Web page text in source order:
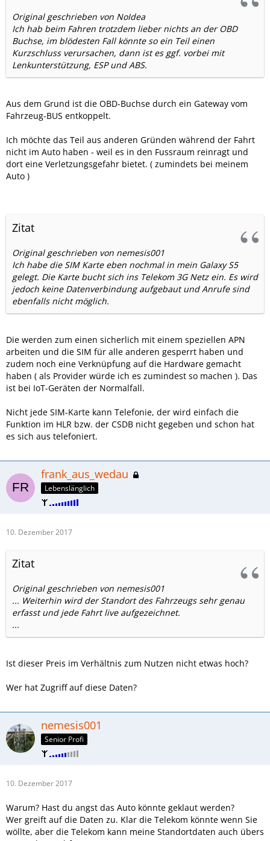
Original geschrieben von NoIdea
Ich hab beim Fahren trotzdem lieber nichts an der OBD
Buchse, im blödesten Fall könnte so ein Teil einen
Kurzschluss verursachen, dann ist es ggf. vorbei mit
Lenkunterstützung, ESP und ABS.
Aus dem Grund ist die OBD-Buchse durch ein Gateway vom
Fahrzeug-BUS entkoppelt.
Ich möchte das Teil aus anderen Gründen während der Fahrt
nicht im Auto haben - weil es in den Fussraum reinragt und
dort eine Verletzungsgefahr bietet. ( zumindets bei meinem
Auto )
Zitat
Original geschrieben von nemesis001
Ich habe die SIM Karte eben nochmal in mein Galaxy S5
gelegt. Die Karte bucht sich ins Telekom 3G Netz ein. Es wird
jedoch keine Datenverbindung aufgebaut und Anrufe sind
ebenfalls nicht möglich.
Die werden zum einen sicherlich mit einem speziellen APN
arbeiten und die SIM für alle anderen gesperrt haben und
zudem noch eine Verknüpfung auf die Hardware gemacht
haben ( als Provider würde ich es zumindest so machen ). Das
ist bei IoT-Geräten der Normalfall.
Nicht jede SIM-Karte kann Telefonie, der wird einfach die
Funktion im HLR bzw. der CSDB nicht gegeben und schon hat
es sich aus telefoniert.
frank_aus_wedau
Lebenslänglich
10. Dezember 2017
Zitat
Original geschrieben von nemesis001
... Weiterhin wird der Standort des Fahrzeugs sehr genau
erfasst und jede Fahrt live aufgezeichnet.
...
Ist dieser Preis im Verhältnis zum Nutzen nicht etwas hoch?
Wer hat Zugriff auf diese Daten?
nemesis001
Senior Profi
10. Dezember 2017
Warum? Hast du angst das Auto könnte geklaut werden?
Wer greift auf die Daten zu. Klar die Telekom könnte wenn Sie
wöllte, aber die Telekom kann meine Standortdaten auch übers